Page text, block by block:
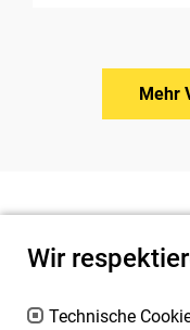
Mehr
Wir
Technische